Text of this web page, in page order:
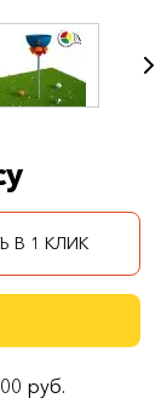
В 1 КЛИК
руб.